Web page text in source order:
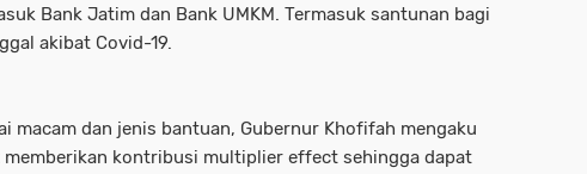
Bank Jatim dan Bank UMKM. Termasuk santunan bagi
akibat Covid-19.
macam dan jenis bantuan, Gubernur Khofifah mengaku
kontribusi multiplier effect sehingga dapat